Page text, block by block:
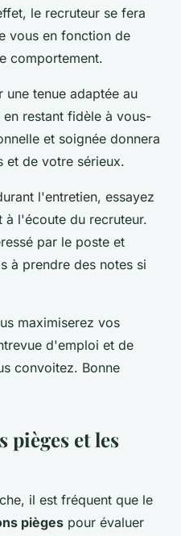
le recruteur se fera
vous en fonction de
comportement.
tenue adaptée au
restant fidèle à vous-
et soignée donnera
et de votre sérieux.
l'entretien, essayez
à l'écoute du recruteur.
par le poste et
à prendre des notes si
maximiserez vos
d'emploi et de
convoitez. Bonne
pièges et les
il est fréquent que le
pièges pour évaluer